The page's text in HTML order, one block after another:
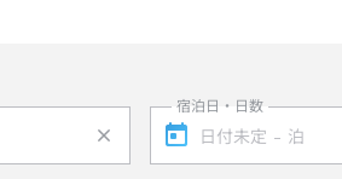
宿泊日・日数